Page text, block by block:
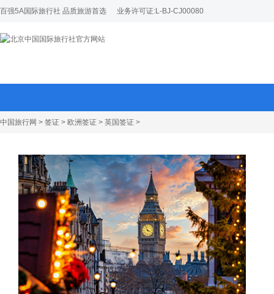
百强5A国际旅行社 品质旅游首选 业务许可证:L-BJ-CJ00080
中国旅行网 > 签证 > 欧洲签证 > 英国签证 >